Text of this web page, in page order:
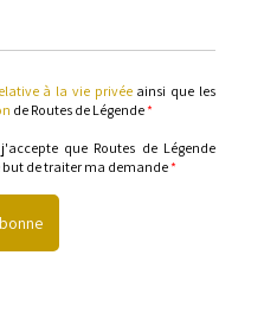
à la vie privéeainsi que les
de Routes de Légende*
que Routes de Légende
de traiter ma demande*